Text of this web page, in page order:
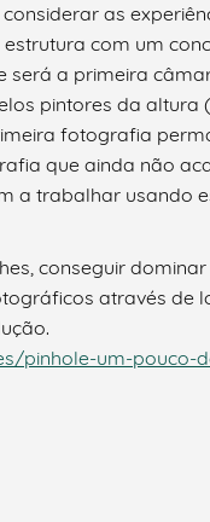
as
com um
será a primeira
pintores da altura
fotografia
que ainda não
a trabalhar usando
conseguir
através de
pinhole-um-pouco-